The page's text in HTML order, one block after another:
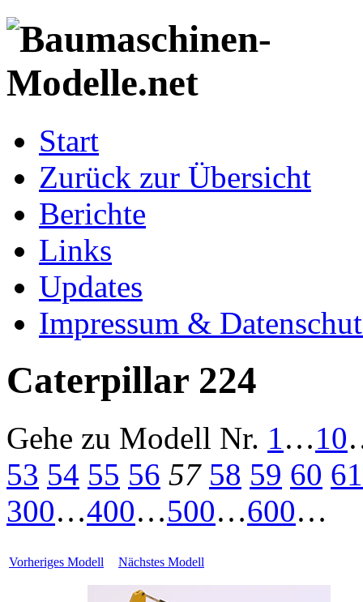
Start
Zurück zur Übersicht
Berichte
Links
Updates
Impressum &
Caterpillar 224
Gehe zu Modell Nr. 1…10
53 54 55 56 57 58 59 60 61
300…400…500…600…
Vorheriges Modell Nächstes Modell